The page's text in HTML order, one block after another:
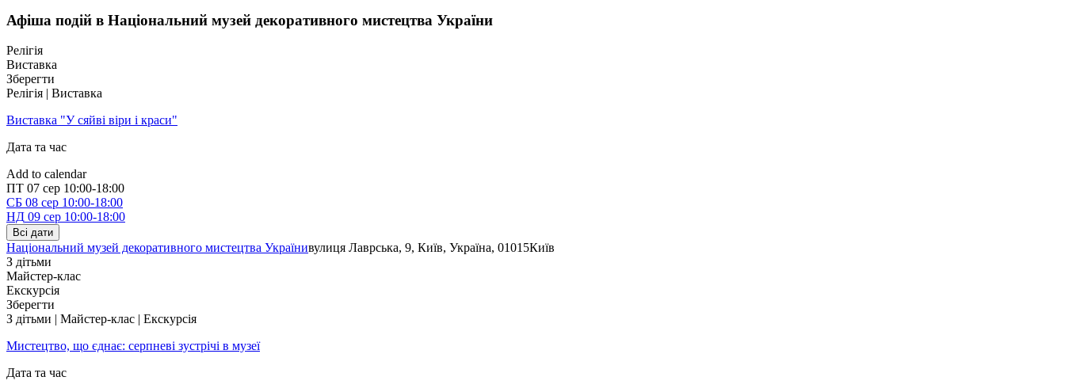
Афіша подій в Національний музей декоративного мистецтва України
Релігія
Виставка
Зберегти
Релігія | Виставка
Виставка "У сяйві віри і краси"
Дата та час
Add to calendar
ПТ 07 сер 10:00-18:00
СБ 08 сер 10:00-18:00
НД 09 сер 10:00-18:00
Всі дати
Національний музей декоративного мистецтва Українивулиця Лаврська, 9, Київ, Україна, 01015Київ
З дітьми
Майстер-клас
Екскурсія
Зберегти
З дітьми | Майстер-клас | Екскурсія
Мистецтво, що єднає: серпневі зустрічі в музеї
Дата та час